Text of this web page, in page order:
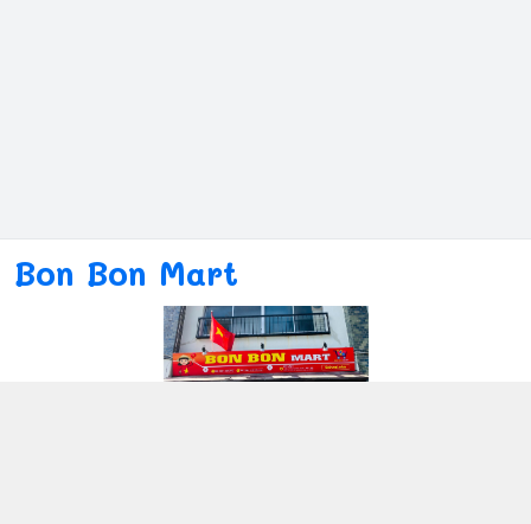
Bon Bon Mart